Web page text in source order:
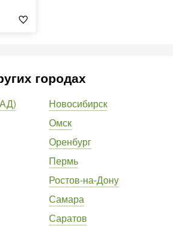
городах
Новосибирск
Омск
Оренбург
Пермь
Ростов-на-Дону
Самара
Саратов